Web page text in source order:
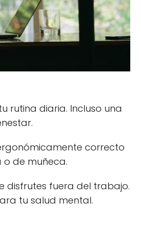
rutina diaria. Incluso una
correcto
de muñeca.
disfrutes fuera del trabajo.
tu salud mental.